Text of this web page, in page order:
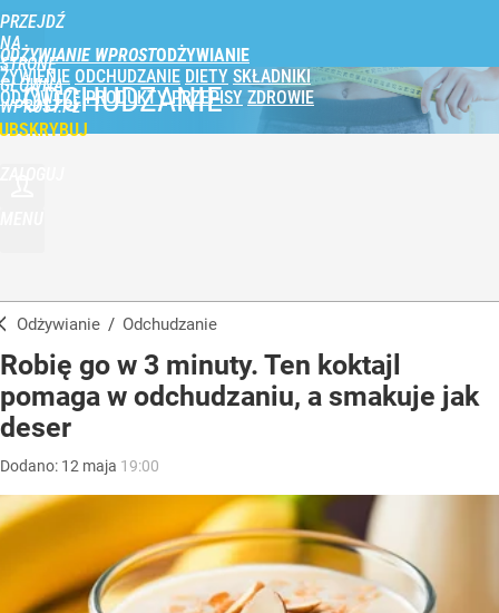
PRZEJDŹ
NA
STRONĘ
GŁÓWNĄ
WPROST.PL
ODŻYWIANIE WPROST
ŻYWIENIE ODCHUDZANIE DIETY SKŁADNIKI
ODŻYWCZE PRODUKTY PRZEPISY ZDROWIE
ODCHUDZANIE
Odżywianie / Odchudzanie
Robię go w 3 minuty. Ten koktajl
pomaga w odchudzaniu, a smakuje jak
deser
Dodano: 12 maja 19:00